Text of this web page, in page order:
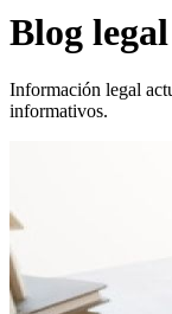
Blog legal
Información legal
informativos.